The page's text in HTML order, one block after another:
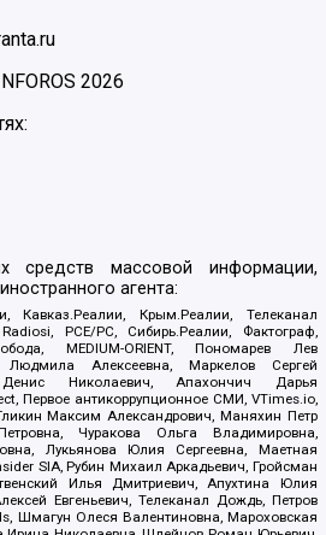
INFOROS 2026
средств массовой информации,
агента:
Кавказ.Реалии, Крым.Реалии, Телеканал
PCE/PC, Сибирь.Реалии, Фактограф,
MEDIUM-ORIENT, Пономарев Лев
Людмила Алексеевна, Маркелов Сергей
Денис Николаевич, Апахончич Дарья
Первое антикоррупционное СМИ, VTimes.io,
Максим Александрович, Маняхин Петр
Чуракова Ольга Владимировна,
Лукьянова Юлия Сергеевна, Маетная
SIA, Рубин Михаил Аркадьевич, Гройсман
Илья Дмитриевич, Апухтина Юлия
Евгеньевич, Телеканал Дождь, Петров
Шмагун Олеся Валентиновна, Мароховская